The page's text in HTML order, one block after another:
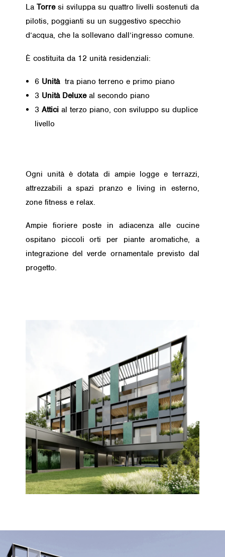
La Torresi sviluppa su quattro livelli sostenuti da
pilotis, poggianti su un suggestivo specchio
d’acqua, che la sollevano dall’ingresso comune.
È costituita da 12 unità residenziali:
6 Unità tra piano terreno e primo piano
3 Unità Deluxeal secondo piano
3 Attici al terzo piano, con sviluppo su duplice
livello
Ogni unità è dotata di ampie logge e terrazzi,
attrezzabili a spazi pranzo e living in esterno,
zone fitness e relax.
Ampie fioriere poste in adiacenza alle cucine
ospitano piccoli orti per piante aromatiche, a
integrazione del verde ornamentale previsto dal
progetto.